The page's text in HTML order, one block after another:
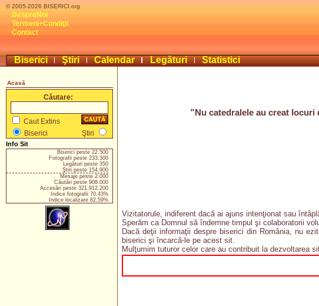
© 2005-2026 BISERICI.org
DespreNoi
Termeni+Condiţii
Contact
Biserici Ştiri Calendar Legături Statistici
Acasă
Căutare:
Caut Extins
Biserici
Ştiri
Info Sit
Biserici peste 22.500
Fotografii peste 233.300
Legături peste 350
Ştiri peste 154.900
Mesaje peste 2.000
Căutări peste 908.000
Accesări peste 321.912.200
Indice fotografii 70,43%
Indice localizare 82,59%
”Nu catedralele au creat
Vizitatorule, indiferent dacă ai ajuns intenţionat sau
Sperăm ca Domnul să îndemne timpul şi colaboratorii
Dacă deţii informaţii despre biserici din România, nu
biserici şi încarcă-le pe acest sit.
Mulţumim tuturor celor care au contribuit la dezvoltarea